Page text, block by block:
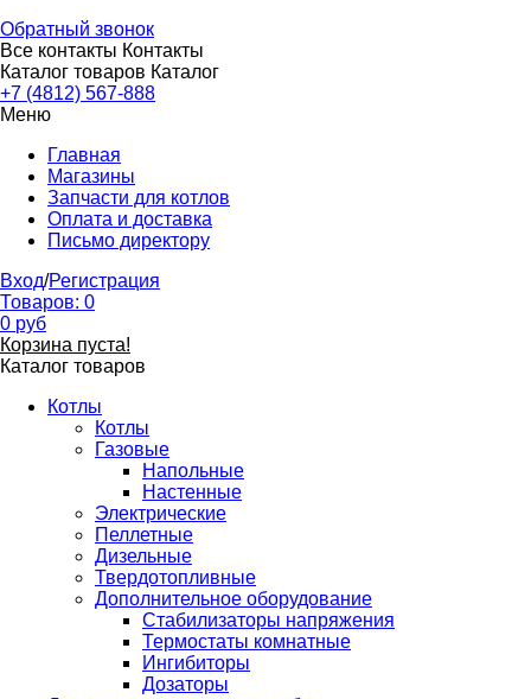
Обратный звонок
Все контакты Контакты
Каталог товаров Каталог
+7 (4812) 567-888
Меню
Главная
Магазины
Запчасти для котлов
Оплата и доставка
Письмо директору
Вход/Регистрация
Товаров: 0
0 руб
Корзина пуста!
Каталог товаров
Котлы
Котлы
Газовые
Напольные
Настенные
Электрические
Пеллетные
Дизельные
Твердотопливные
Дополнительное оборудование
Стабилизаторы напряжения
Термостаты комнатные
Ингибиторы
Дозаторы